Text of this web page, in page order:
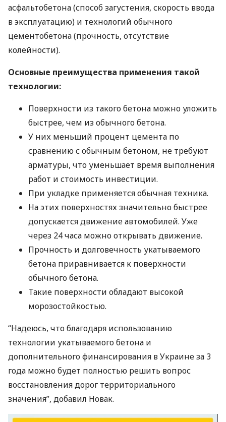
асфальтобетона (способ загустения, скорость ввода
в эксплуатацию) и технологий обычного
цементобетона (прочность, отсутствие
колейности).
Основные преимущества применения такой
технологии:
Поверхности из такого бетона можно уложить
быстрее, чем из обычного бетона.
У них меньший процент цемента по
сравнению с обычным бетоном, не требуют
арматуры, что уменьшает время выполнения
работ и стоимость инвестиции.
При укладке применяется обычная техника.
На этих поверхностях значительно быстрее
допускается движение автомобилей. Уже
через 24 часа можно открывать движение.
Прочность и долговечность укатываемого
бетона приравнивается к поверхности
обычного бетона.
Такие поверхности обладают высокой
морозостойкостью.
“Надеюсь, что благодаря использованию
технологии укатываемого бетона и
дополнительного финансирования в Украине за 3
года можно будет полностью решить вопрос
восстановления дорог территориального
значения”, добавил Новак.